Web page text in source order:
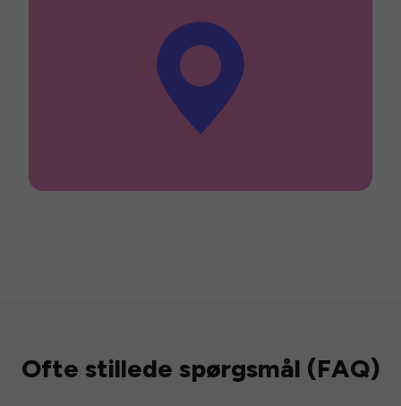
Ofte stillede spørgsmål (FAQ)